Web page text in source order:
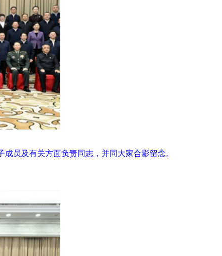
员及有关方面负责同志，并同大家合影留念。